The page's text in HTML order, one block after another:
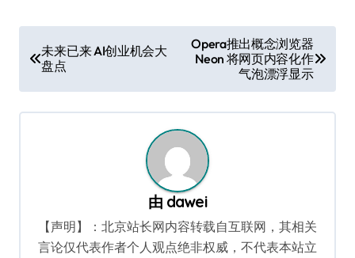
章
导
航
未来已来 AI创业机会大
盘点
Opera推出概念浏览器
Neon 将网页内容化作
气泡漂浮显示
由 dawei
【声明】：北京站长网内容转载自互联网，其相关
言论仅代表作者个人观点绝非权威，不代表本站立